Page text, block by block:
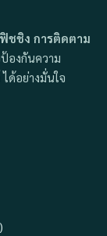
ชชิง การติดตาม
องกันความ
ด้อย่างมั่นใจ